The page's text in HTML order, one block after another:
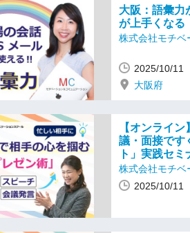
大阪：語彙力
が上手くなる
株式会社モチベ
2025/10/11
大阪府
【オンライ
議・面接です
ト」実践セミ
株式会社モチベ
2025/10/11